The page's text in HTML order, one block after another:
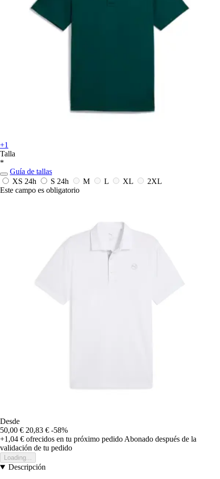
+1
Talla
*
Guía de tallas
XS 24h S 24h M L XL
2XL
Este campo es obligatorio
Desde
50,00 € 20,83 € -58%
+1,04 € ofrecidos en tu próximo pedido Abonado después de la
validación de tu pedido
Loading...
Descripción